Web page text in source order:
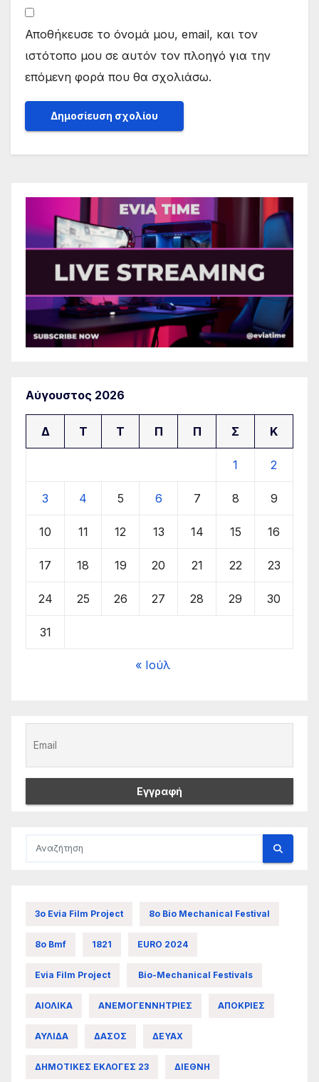
Αποθήκευσε το όνομά μου, email, και τον
ιστότοπο μου σε αυτόν τον πλοηγό για την
επόμενη φορά που θα σχολιάσω.
Αύγουστος 2026
Δ Τ Τ Π Π Σ Κ
1 2
3 4 5 6 7 8 9
10 11 12 13 14 15 16
17 18 19 20 21 22 23
24 25 26 27 28 29 30
31
« Ιούλ
3ο Evia Film Project 8ο Bio Mechanical Festival
8ο Bmf 1821 EURO 2024
Evia Film Project Bio-Mechanical Festivals
ΑΙΟΛΙΚΑ ΑΝΕΜΟΓΕΝΝΗΤΡΙΕΣ ΑΠΟΚΡΙΕΣ
ΑΥΛΙΔΑ ΔΑΣΟΣ ΔΕΥΑΧ
ΔΗΜΟΤΙΚΕΣ ΕΚΛΟΓΕΣ 23 ΔΙΕΘΝΗ